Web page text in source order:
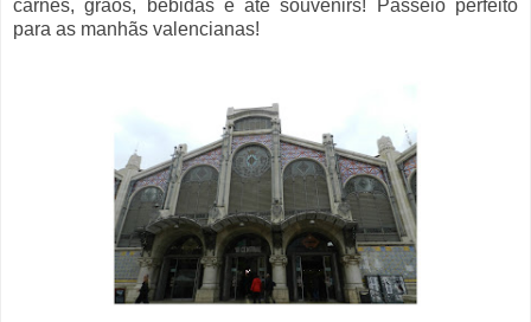
carnes, grãos, bebidas e até souvenirs! Passeio perfeito
para as manhãs valencianas!